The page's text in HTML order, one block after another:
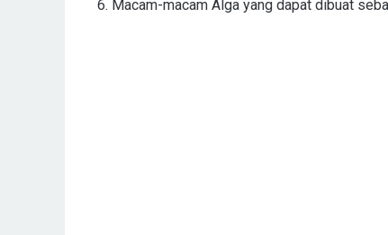
6. Macam-macam Alga yang dapat dibuat